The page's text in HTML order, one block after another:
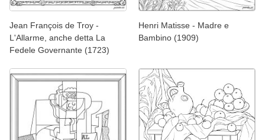
Jean François de Troy -
L'Allarme, anche detta La
Fedele Governante (1723)
Henri Matisse - Madre e
Bambino (1909)